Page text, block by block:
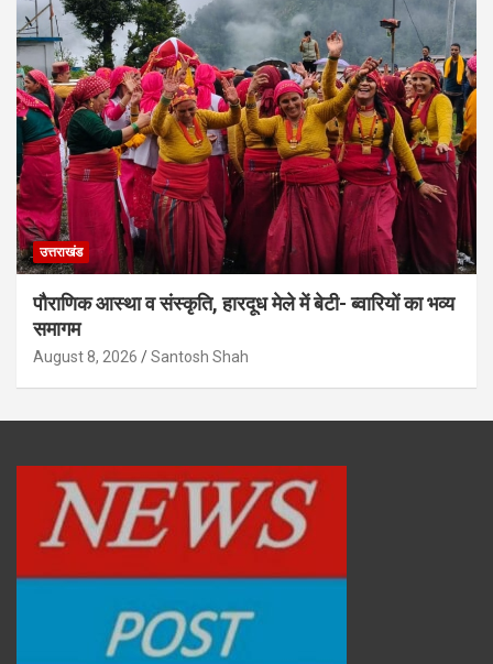
उत्तराखंड
पौराणिक आस्था व संस्कृति, हारदूध मेले में बेटी- ब्वारियों का भव्य
समागम
August 8, 2026 Santosh Shah